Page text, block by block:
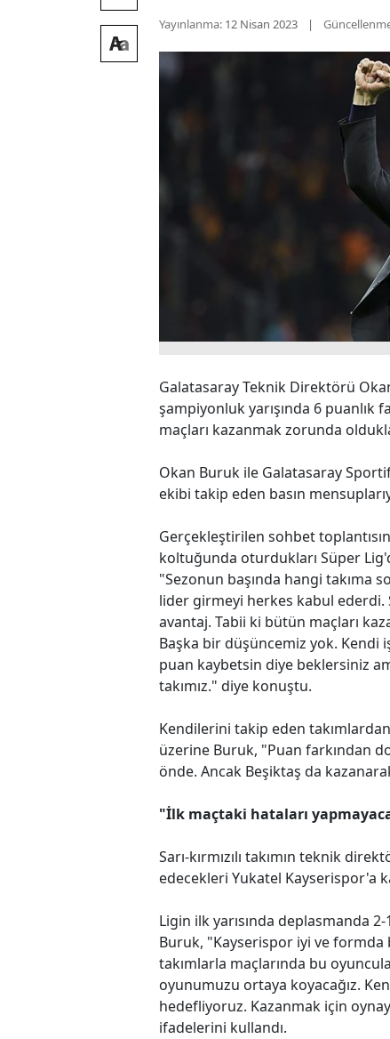
Yayınlanma: 12 Nisan 2023
Galatasaray Teknik Direktörü
şampiyonluk yarışında 6
maçları kazanmak zorunda
Okan Buruk ile Galatasaray Sportif
ekibi takip eden basın
Gerçekleştirilen sohbet
koltuğunda oturdukları Süper
"Sezonun başında hangi takıma
lider girmeyi herkes kabul ederdi.
avantaj. Tabii ki bütün maçları
Başka bir düşüncemiz yok. Kendi
puan kaybetsin diye beklersiniz
takımız." diye konuştu.
Kendilerini takip eden
üzerine Buruk, "Puan farkından
önde. Ancak Beşiktaş da
"İlk maçtaki hataları
Sarı-kırmızılı takımın teknik
edecekleri Yukatel Kayserispor'a
Ligin ilk yarısında deplasmanda
Buruk, "Kayserispor iyi ve formda
takımlarla maçlarında bu
oyunumuzu ortaya koyacağız.
hedefliyoruz. Kazanmak için
ifadelerini kullandı.